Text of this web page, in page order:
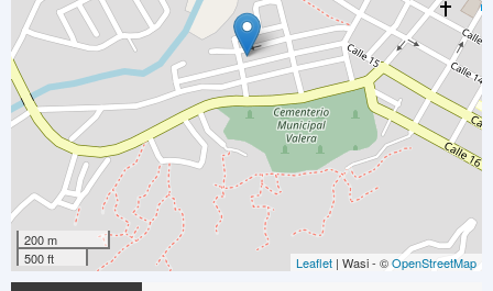
200 m
500 ft
Leaflet | Wasi - ©OpenStreetMap